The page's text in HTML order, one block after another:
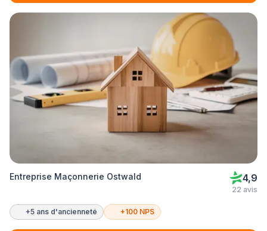
Entreprise Maçonnerie Ostwald 4,9
22 avis
+5 ans d'ancienneté +100 NPS